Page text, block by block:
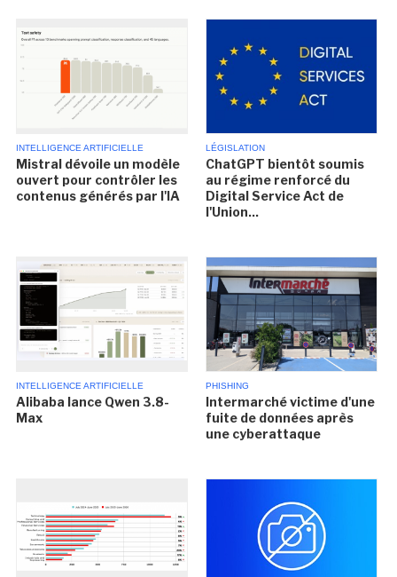
INTELLIGENCE ARTIFICIELLE
Mistral dévoile un modèle
ouvert pour contrôler les
contenus générés par l'IA
LÉGISLATION
ChatGPT bientôt soumis
au régime renforcé du
Digital Service Act de
l'Union...
INTELLIGENCE ARTIFICIELLE
Alibaba lance Qwen 3.8-
Max
PHISHING
Intermarché victime d'une
fuite de données après
une cyberattaque